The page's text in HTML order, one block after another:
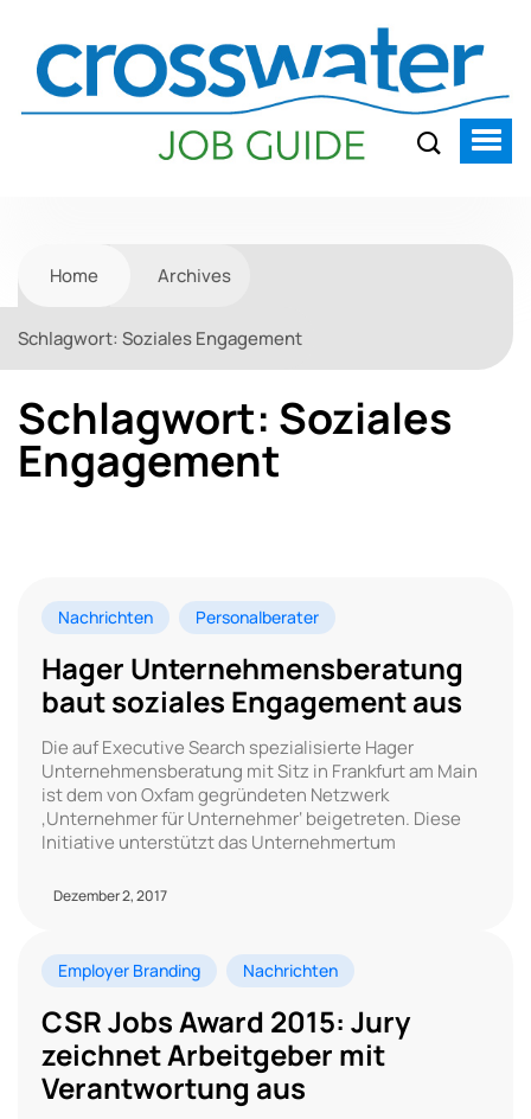
Home Archives
Schlagwort: Soziales Engagement
Schlagwort: Soziales
Engagement
Nachrichten Personalberater
Hager Unternehmensberatung
baut soziales Engagement aus
Die auf Executive Search spezialisierte Hager
Unternehmensberatung mit Sitz in Frankfurt am Main
ist dem von Oxfam gegründeten Netzwerk
‚Unternehmer für Unternehmer‘ beigetreten. Diese
Initiative unterstützt das Unternehmertum
Dezember 2, 2017
Employer Branding Nachrichten
CSR Jobs Award 2015: Jury
zeichnet Arbeitgeber mit
Verantwortung aus